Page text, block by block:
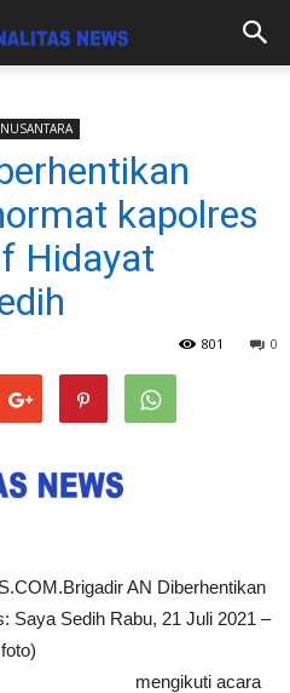
kapolres
Hidayat
0
801
AN Diberhentikan
Saya Sedih Rabu, 21 Juli 2021 –
mengikuti acara